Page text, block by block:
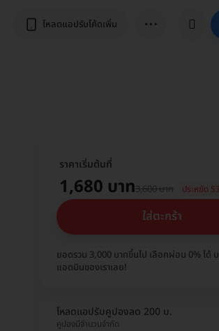
โหลดแอปรับโค้ดเพิ่ม ⋯
ราคาเริ่มต้นที่
1,680 บาท3,600 บาท ประหยัด
ใส่ตะกร้า
ยอดรวม 3,000 บาทขึ้นไป เลือกผ่อน 0% ได้
แอดมินของเราเลย!
โหลดแอปรับคูปองลด 200 บ.
คูปองมีจำนวนจำกัด